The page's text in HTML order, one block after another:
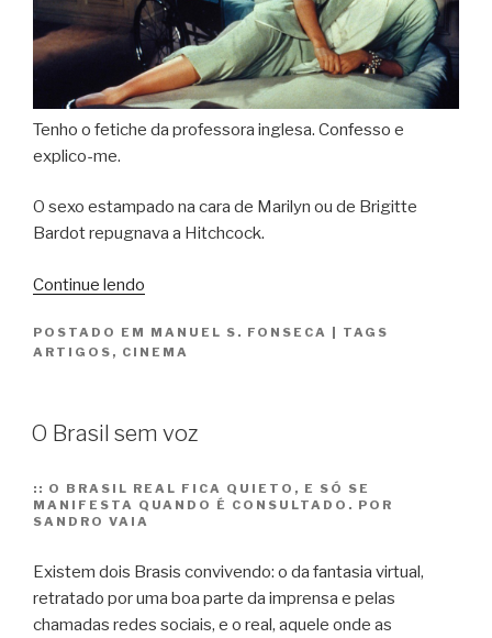
Tenho o fetiche da professora inglesa. Confesso e
explico-me.
O sexo estampado na cara de Marilyn ou de Brigitte
Bardot repugnava a Hitchcock.
Continue lendo
inglesa”
POSTADO EM MANUEL S. FONSECA
TAGS
ARTIGOS , CINEMA
O Brasil sem voz
:: O BRASIL REAL FICA QUIETO, E SÓ SE
MANIFESTA QUANDO É CONSULTADO. POR
SANDRO VAIA
Existem dois Brasis convivendo: o da fantasia virtual,
retratado por uma boa parte da imprensa e pelas
chamadas redes sociais, e o real, aquele onde as